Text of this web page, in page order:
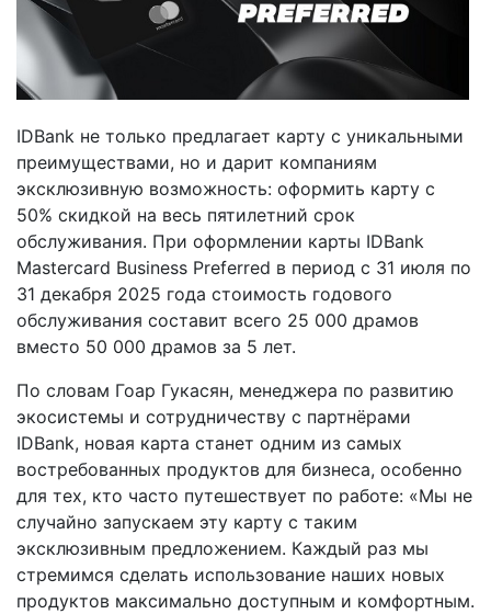
IDBank не только предлагает карту с уникальными
преимуществами, но и дарит компаниям
эксклюзивную возможность: оформить карту с
50% скидкой на весь пятилетний срок
обслуживания. При оформлении карты IDBank
Mastercard Business Preferred в период с 31 июля по
31 декабря 2025 года стоимость годового
обслуживания составит всего 25 000 драмов
вместо 50 000 драмов за 5 лет.
По словам Гоар Гукасян, менеджера по развитию
экосистемы и сотрудничеству с партнёрами
IDBank, новая карта станет одним из самых
востребованных продуктов для бизнеса, особенно
для тех, кто часто путешествует по работе: «Мы не
случайно запускаем эту карту с таким
эксклюзивным предложением. Каждый раз мы
стремимся сделать использование наших новых
продуктов максимально доступным и комфортным.